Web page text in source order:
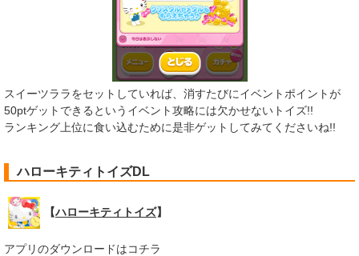
スイーツララをセットしていれば、消すたびにイベントポイントが
50ptゲットできるというイベント攻略には欠かせないトイズ!!
​ランキング上位に食い込むために是非ゲットしてみてくださいね!!
ハローキティトイズDL
【ハローキティトイズ】
アプリのダウンロードはコチラ